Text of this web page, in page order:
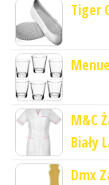
Tiger
M&C
Biały
Dmx